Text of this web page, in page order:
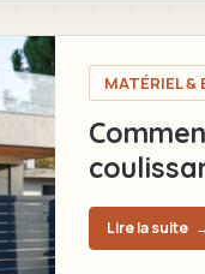
MATÉRIEL &
Lire la suite